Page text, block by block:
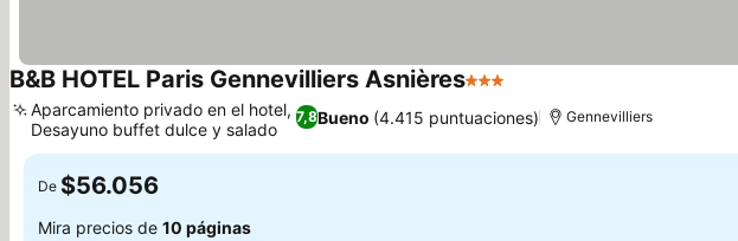
B&B HOTEL Paris Gennevilliers Asnières3 Estrellas
7,8Bueno (4.415 puntuaciones)
Aparcamiento privado en el hotel,
Desayuno buffet dulce y salado
Gennevilliers
De $56.056
Mira precios de 10 páginas